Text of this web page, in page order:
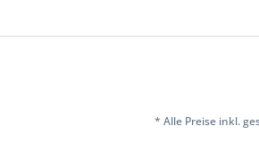
* Alle Preise inkl.